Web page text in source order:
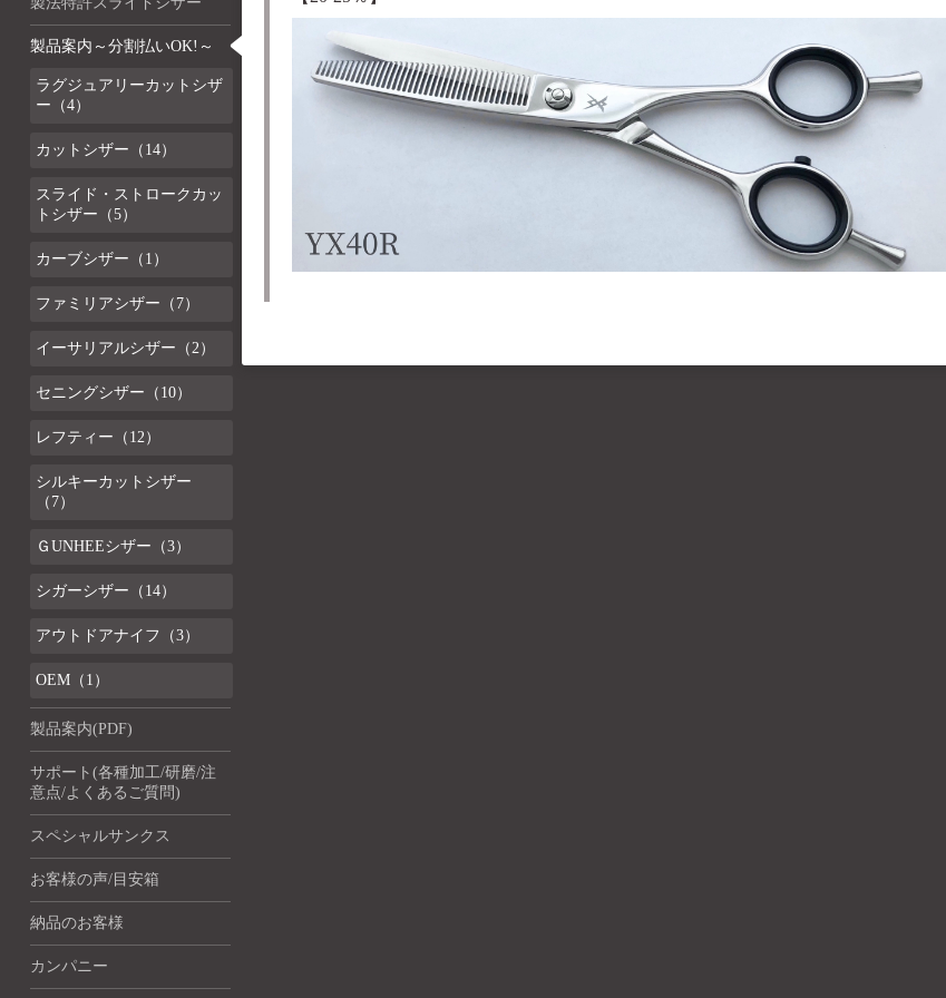
製品案内～分割払いOK!～
ラグジュアリーカットシザ
ー（4）
カットシザー（14）
スライド・ストロークカッ
トシザー（5）
カーブシザー（1）
ファミリアシザー（7）
イーサリアルシザー（2）
セニングシザー（10）
レフティー（12）
シルキーカットシザー
（7）
ＧUNHEEシザー（3）
シガーシザー（14）
アウトドアナイフ（3）
OEM（1）
製品案内(PDF)
サポート(各種加工/研磨/注
意点/よくあるご質問)
スペシャルサンクス
お客様の声/目安箱
納品のお客様
カンパニー